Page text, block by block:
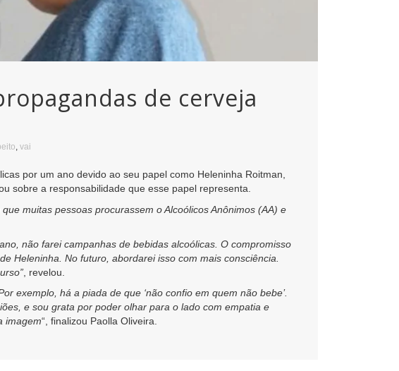
de cerveja
, vai
por um ano devido ao seu papel como Heleninha Roitman,
sobre a responsabilidade que esse papel representa.
muitas pessoas procurassem o Alcoólicos Anônimos (AA) e
não farei campanhas de bebidas alcoólicas. O compromisso
Heleninha. No futuro, abordarei isso com mais consciência.
, revelou.
exemplo, há a piada de que ‘não confio em quem não bebe’.
e sou grata por poder olhar para o lado com empatia e
imagem“, finalizou Paolla Oliveira.